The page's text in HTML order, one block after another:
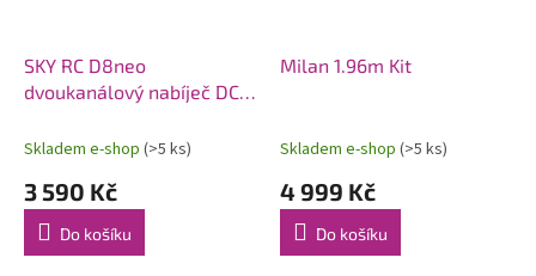
SKY RC D8neo
dvoukanálový nabíječ DC
Skladem e-shop (>5 ks)
3 590 Kč
Do košíku
Milan 1.96m Kit
Skladem e-shop (>5 ks)
4 999 Kč
Do košíku